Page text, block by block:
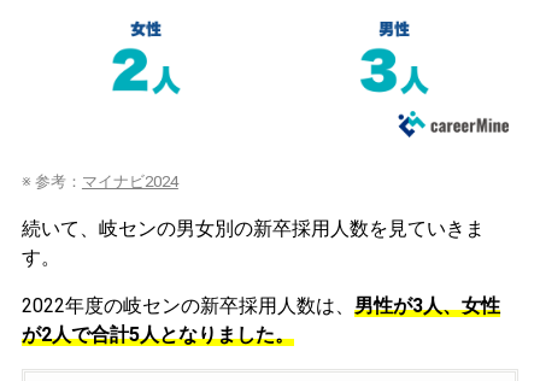
※ 参考： マイナビ2024
続いて、岐センの男女別の新卒採用人数を見ていきま
す。
2022年度の岐センの新卒採用人数は、 男性が3人、女性
が2人で合計5人となりました。